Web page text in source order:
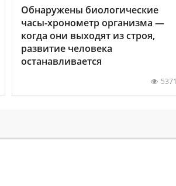
Обнаружены биологические
часы-хронометр организма —
когда они выходят из строя,
развитие человека
останавливается
5371